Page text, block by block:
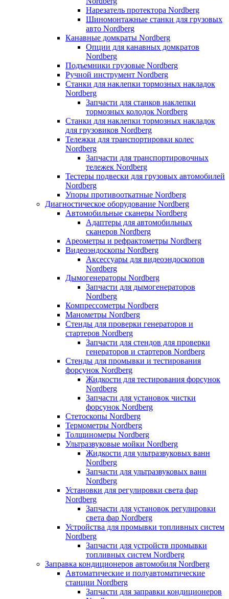
Нарезатель протектора Nordberg
Шиномонтажные станки для грузовых
авто Nordberg
Канавные домкраты Nordberg
Опции для канавных домкратов
Nordberg
Подъемники грузовые Nordberg
Ручной инструмент Nordberg
Станки для наклепки тормозных накладок
Nordberg
Запчасти для станков наклепки
тормозных колодок Nordberg
Станки для наклепки тормозных накладок
для грузовиков Nordberg
Тележки для транспортировки колес
Nordberg
Запчасти для транспортировочных
тележек Nordberg
Тестеры подвески для грузовых автомобилей
Nordberg
Упоры противооткатные Nordberg
Диагностическое оборудование Nordberg
Автомобильные сканеры Nordberg
Адаптеры для автомобильных
сканеров Nordberg
Ареометры и рефрактометры Nordberg
Видеоэндоскопы Nordberg
Аксессуары для видеоэндоскопов
Nordberg
Дымогенераторы Nordberg
Запчасти для дымогенераторов
Nordberg
Компрессометры Nordberg
Манометры Nordberg
Стенды для проверки генераторов и
стартеров Nordberg
Запчасти для стендов для проверки
генераторов и стартеров Nordberg
Стенды для промывки и тестирования
форсунок Nordberg
Жидкости для тестирования форсунок
Nordberg
Запчасти для установок чистки
форсунок Nordberg
Стетоскопы Nordberg
Термометры Nordberg
Толщиномеры Nordberg
Ультразвуковые мойки Nordberg
Жидкости для ультразвуковых ванн
Nordberg
Запчасти для ультразвуковых ванн
Nordberg
Установки для регулировки света фар
Nordberg
Запчасти для установок регулировки
света фар Nordberg
Устройства для промывки топливных систем
Nordberg
Запчасти для устройств промывки
топливных систем Nordberg
Заправка кондиционеров автомобиля Nordberg
Автоматические и полуавтоматические
станции Nordberg
Запчасти для заправки кондиционеров